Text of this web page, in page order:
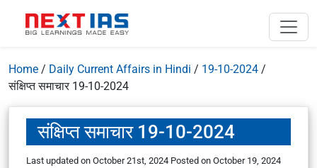
Home / Daily Current Affairs in Hindi / 19-10-2024 /
संक्षिप्त समाचार 19-10-2024
संक्षिप्त समाचार 19-10-2024
Last updated on October 21st, 2024 Posted on October 19, 2024